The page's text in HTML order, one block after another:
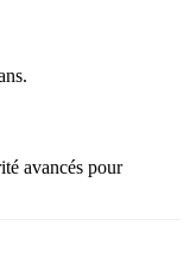
avancés pour